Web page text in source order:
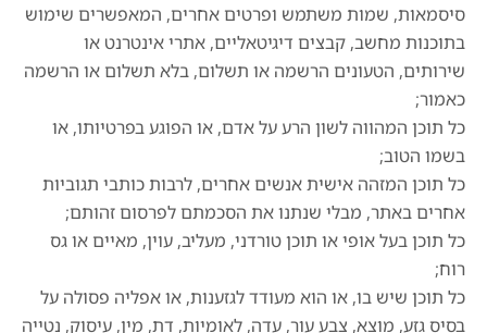
סיסמאות, שמות משתמש ופרטים אחרים, המאפשרים שימוש
בתוכנות מחשב, קבצים דיגיטאליים, אתרי אינטרנט או
שירותים, הטעונים הרשמה או תשלום, בלא תשלום או הרשמה
כאמור;
כל תוכן המהווה לשון הרע על אדם, או הפוגע בפרטיותו, או
בשמו הטוב;
כל תוכן המזהה אישית אנשים אחרים, לרבות כותבי תגוביות
אחרים באתר, מבלי שנתנו את הסכמתם לפרסום זהותם;
כל תוכן בעל אופי או תוכן טורדני, מעליב, עוין, מאיים או גס
רוח;
כל תוכן שיש בו, או הוא מעודד לגזענות, או אפליה פסולה על
בסיס גזע, מוצא, צבע עור, עדה, לאומיות, דת, מין, עיסוק, נטייה